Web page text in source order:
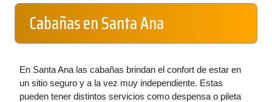
Cabañas en Santa Ana
En Santa Ana las cabañas brindan el confort de estar en
un sitio seguro y a la vez muy independiente. Estas
pueden tener distintos servicios como despensa o pileta